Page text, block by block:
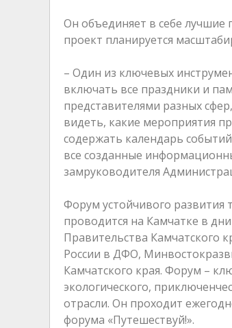
Он объединяет в себе лучшие
проект планируется
– Один из ключевых
включать все праздники и
представителями разных
видеть, какие мероприятия
содержать календарь
все созданные
замруководителя
Форум устойчивого развития
проводится на Камчатке в
Правительства Камчатского
России в ДФО,
Камчатского края. Форум –
экологического,
отрасли. Он проходит
форума «Путешествуй!».